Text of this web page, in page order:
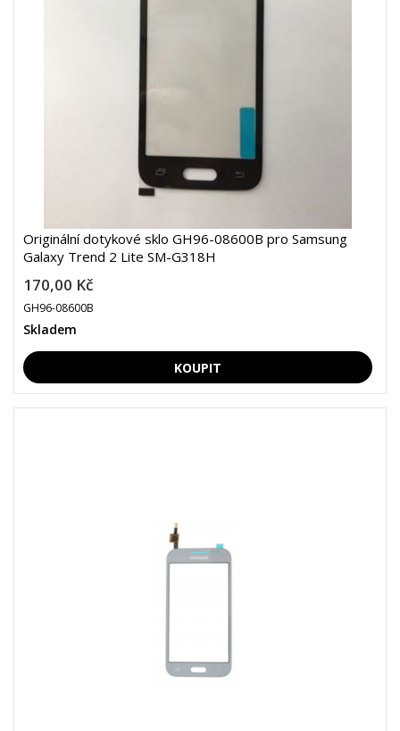
Originální dotykové sklo GH96-08600B pro Samsung
Galaxy Trend 2 Lite SM-G318H
170,00 Kč
GH96-08600B
Skladem